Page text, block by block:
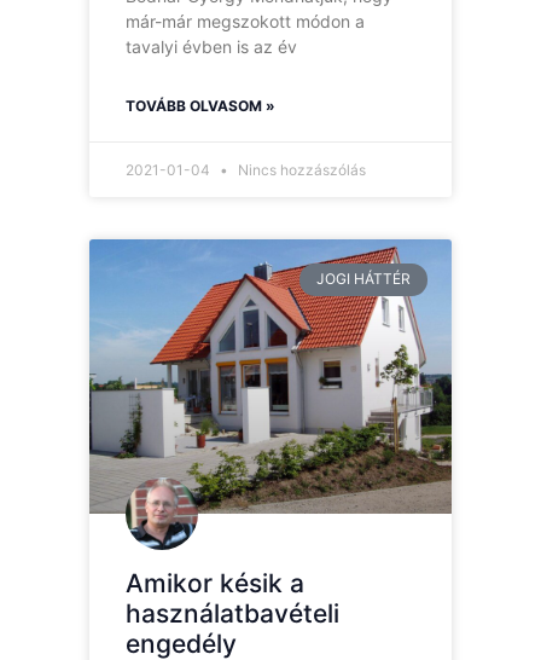
már-már megszokott módon a
tavalyi évben is az év
TOVÁBB OLVASOM »
2021-01-04 Nincs hozzászólás
JOGI HÁTTÉR
Amikor késik a
használatbavételi
engedély